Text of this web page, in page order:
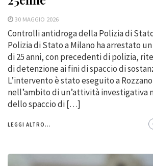
30 MAGGIO 2026
Controlli antidroga della Polizia di
Polizia di Stato a Milano ha arrestato
di 25 anni, con precedenti di polizia,
di detenzione ai fini di spaccio di
L’intervento è stato eseguito a
nell’ambito di un’attività investigativa
dello spaccio di […]
LEGGI ALTRO...